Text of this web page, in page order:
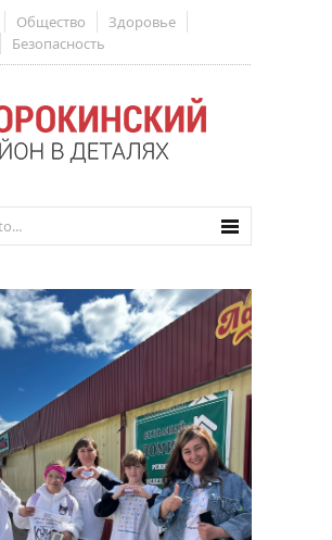
Общество
Здоровье
Безопасность